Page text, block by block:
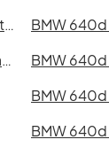
BMW 640d xDrive Gran Coupé i Eskilstuna
BMW 640d
BMW 640d xDrive Gran Coupé i Kristianstad